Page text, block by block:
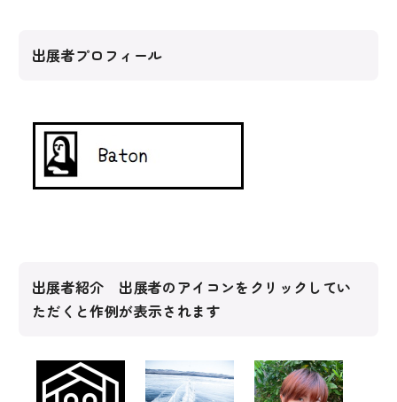
出展者プロフィール
出展者紹介 出展者のアイコンをクリックしてい
ただくと作例が表示されます